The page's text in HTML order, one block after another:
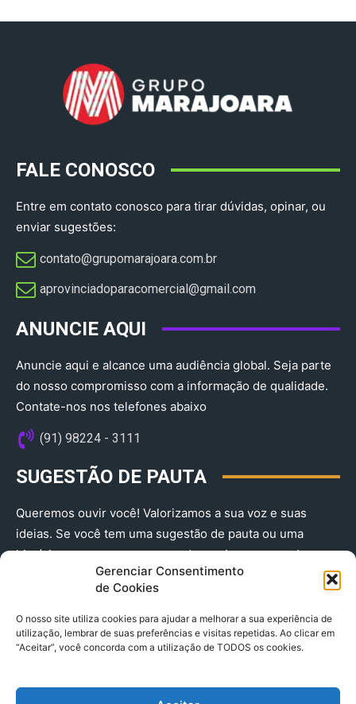
Gerenciar Consentimento
de Cookies
O nosso site utiliza cookies para ajudar a melhorar a sua experiência de
utilização, lembrar de suas preferências e visitas repetidas. Ao clicar em
“Aceitar”, você concorda com a utilização de TODOS os cookies.
FALE CONOSCO
Entre em contato conosco para tirar dúvidas, opinar, ou
enviar sugestões:
contato@grupomarajoara.com.br
aprovinciadoparacomercial@gmail.com​
ANUNCIE AQUI
Anuncie aqui e alcance uma audiência global. Seja parte
do nosso compromisso com a informação de qualidade.
Contate-nos nos telefones abaixo
(91) 98224 - 3111
SUGESTÃO DE PAUTA
Queremos ouvir você! Valorizamos a sua voz e suas
ideias. Se você tem uma sugestão de pauta ou uma
história que merece ser contada, envie-nos agora!
(91) 98224 - 3111